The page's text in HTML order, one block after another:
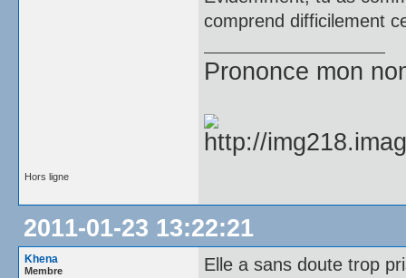
comprend difficilement
Prononce mon
Hors ligne
2011-01-23 13:22:21
Khena
Membre
Elle a sans doute trop